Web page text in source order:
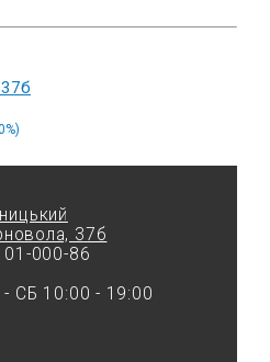
37б
01-000-86
- СБ 10:00 - 19:00